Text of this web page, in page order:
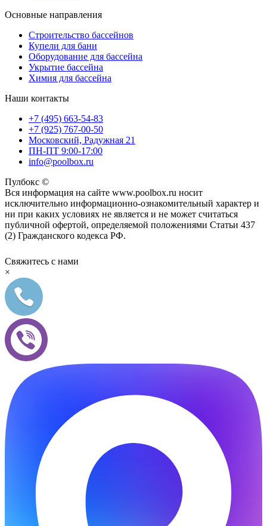
Основные направления
Строительство бассейнов
Купели для бани
Оборудование для бассейна
Укрытие бассейна
Химия для бассейна
Наши контакты
+7 (495) 663-54-83
+7 (925) 767-00-50
Московский, Радужная 21
ПН-ПТ 9:00-17:00
info@poolbox.ru
Пулбокс ©
Вся информация на сайте www.poolbox.ru носит
исключительно информационно-ознакомительный характер и
ни при каких условиях не является и не может считаться
публичной офертой, определяемой положениями Статьи 437
(2) Гражданского кодекса РФ.
Свяжитесь с нами
×